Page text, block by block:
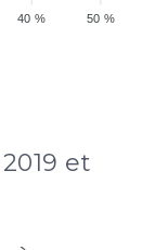
50 %
40 %
et